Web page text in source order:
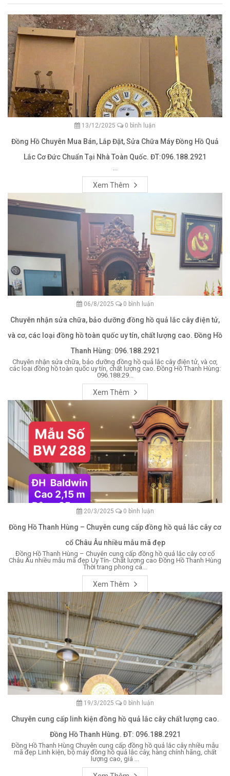
13/12/2025 0 bình luận
Đồng Hồ Chuyên Mua Bán, Lắp Đặt, Sửa Chữa Máy Đồng Hồ Quả
Lắc Cơ Đức Chuẩn Tại Nhà Toàn Quốc. ĐT:096.188.2921
...
Xem Thêm
06/8/2025 0 bình luận
Chuyên nhận sửa chữa, bảo dưỡng đồng hồ quả lắc cây điện tử,
và cơ, các loại đồng hồ toàn quốc uy tín, chất lượng cao. Đồng Hồ
Thanh Hùng: 096.188.2921
Chuyên nhận sửa chữa, bảo dưỡng đồng hồ quả lắc cây điện tử, và cơ,
các loại đồng hồ toàn quốc uy tín, chất lượng cao. Đồng Hồ Thanh Hùng:
096.188.29...
Xem Thêm
20/3/2025 0 bình luận
Đồng Hồ Thanh Hùng – Chuyên cung cấp đồng hồ quả lắc cây cơ
cổ Châu Âu nhiều mẫu mã đẹp
Đồng Hồ Thanh Hùng – Chuyên cung cấp đồng hồ quả lắc cây cơ cổ
Châu Âu nhiều mẫu mã đẹp Uy Tín- Chất lượng cao Đồng Hồ Thanh Hùng
Thời trang phong cá...
Xem Thêm
19/3/2025 0 bình luận
Chuyên cung cấp linh kiện đồng hồ quả lắc cây chất lượng cao.
Đồng Hồ Thanh Hùng. ĐT: 096.188.2921
Đồng Hồ Thanh Hùng Chuyên cung cấp đồng hồ quả lắc cây nhiều mẫu
mã đẹp Linh kiện, bộ máy đồng hồ quả lắc cây, hàng chính hãng, chất
lượng cao, giá ...